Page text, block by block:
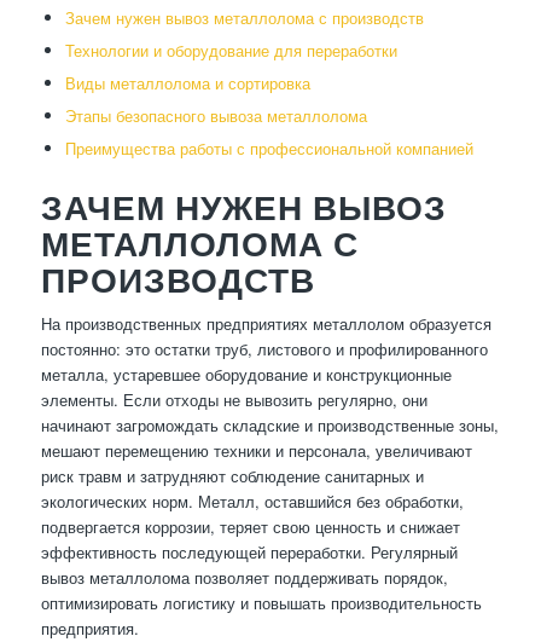
Зачем нужен вывоз металлолома с производств
Технологии и оборудование для переработки
Виды металлолома и сортировка
Этапы безопасного вывоза металлолома
Преимущества работы с профессиональной компанией
ЗАЧЕМ НУЖЕН ВЫВОЗ
МЕТАЛЛОЛОМА С
ПРОИЗВОДСТВ
На производственных предприятиях металлолом образуется
постоянно: это остатки труб, листового и профилированного
металла, устаревшее оборудование и конструкционные
элементы. Если отходы не вывозить регулярно, они
начинают загромождать складские и производственные зоны,
мешают перемещению техники и персонала, увеличивают
риск травм и затрудняют соблюдение санитарных и
экологических норм. Металл, оставшийся без обработки,
подвергается коррозии, теряет свою ценность и снижает
эффективность последующей переработки. Регулярный
вывоз металлолома позволяет поддерживать порядок,
оптимизировать логистику и повышать производительность
предприятия.